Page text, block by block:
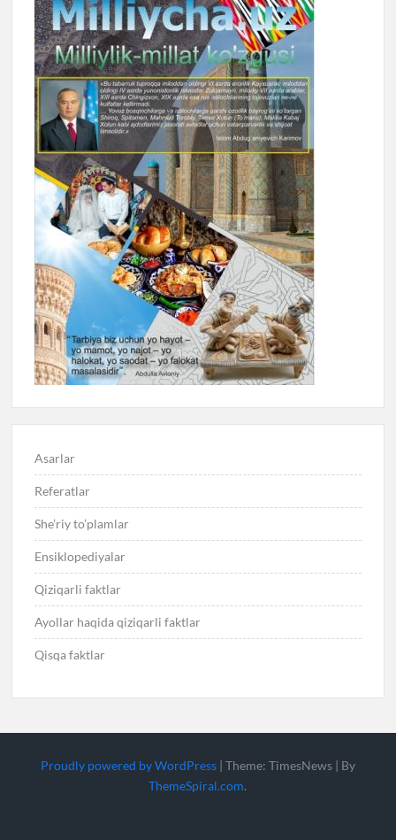
Asarlar
Referatlar
She’riy to’plamlar
Ensiklopediyalar
Qiziqarli faktlar
Ayollar haqida qiziqarli faktlar
Qisqa faktlar
Proudly powered by WordPress | Theme: TimesNews | By
ThemeSpiral.com.